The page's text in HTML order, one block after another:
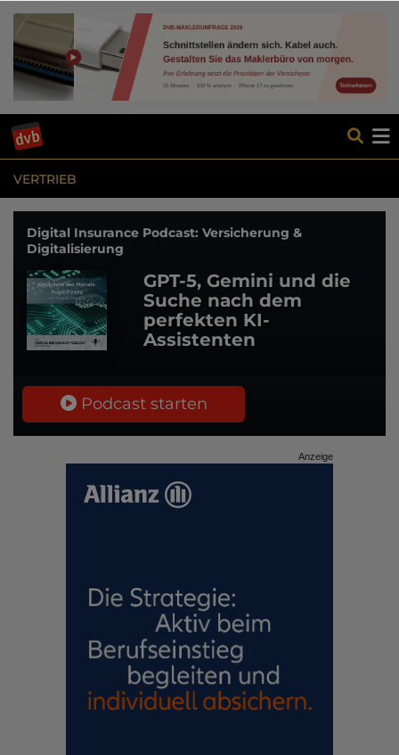
VERTRIEB
Digital Insurance Podcast: Versicherung &
Digitalisierung
GPT-5, Gemini und die
Suche nach dem
perfekten KI-
Assistenten
Podcast starten
Anzeige